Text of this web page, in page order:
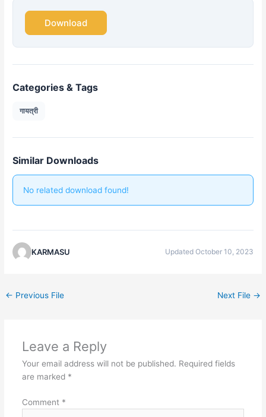
Download
Categories & Tags
गायत्री
Similar Downloads
No related download found!
KARMASU Updated October 10, 2023
← Previous File Next File →
Leave a Reply
Your email address will not be published. Required fields
are marked *
Comment *